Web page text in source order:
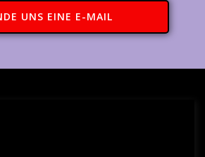
UNS EINE E-MAIL